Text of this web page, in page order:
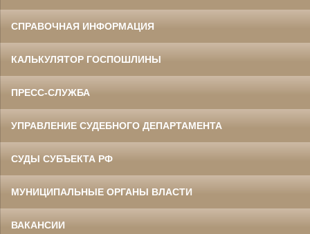
СПРАВОЧНАЯ ИНФОРМАЦИЯ
КАЛЬКУЛЯТОР ГОСПОШЛИНЫ
ПРЕСС-СЛУЖБА
УПРАВЛЕНИЕ СУДЕБНОГО ДЕПАРТАМЕНТА
СУДЫ СУБЪЕКТА РФ
МУНИЦИПАЛЬНЫЕ ОРГАНЫ ВЛАСТИ
ВАКАНСИИ